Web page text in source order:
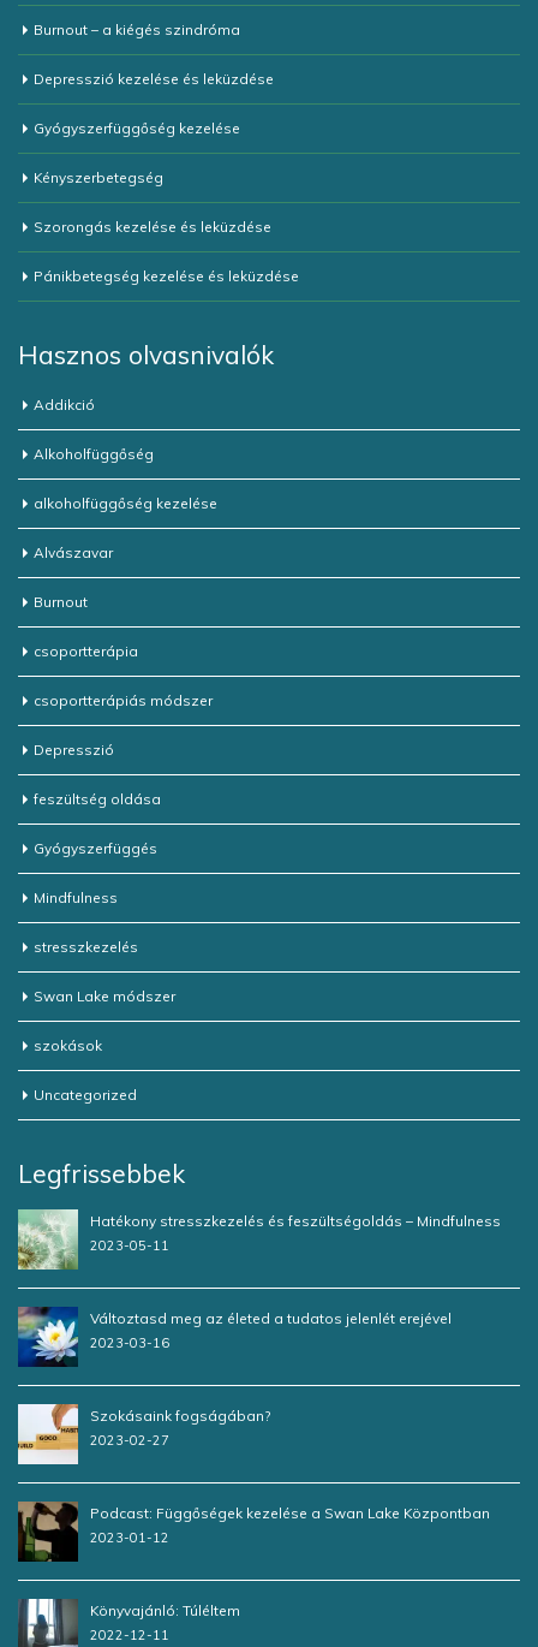
Burnout – a kiégés szindróma
Depresszió kezelése és leküzdése
Gyógyszerfüggőség kezelése
Kényszerbetegség
Szorongás kezelése és leküzdése
Pánikbetegség kezelése és leküzdése
Hasznos olvasnivalók
Addikció
Alkoholfüggőség
alkoholfüggőség kezelése
Alvászavar
Burnout
csoportterápia
csoportterápiás módszer
Depresszió
feszültség oldása
Gyógyszerfüggés
Mindfulness
stresszkezelés
Swan Lake módszer
szokások
Uncategorized
Legfrissebbek
Hatékony stresszkezelés és feszültségoldás – Mindfulness
2023-05-11
Változtasd meg az életed a tudatos jelenlét erejével
2023-03-16
Szokásaink fogságában?
2023-02-27
Podcast: Függőségek kezelése a Swan Lake Központban
2023-01-12
Könyvajánló: Túléltem
2022-12-11